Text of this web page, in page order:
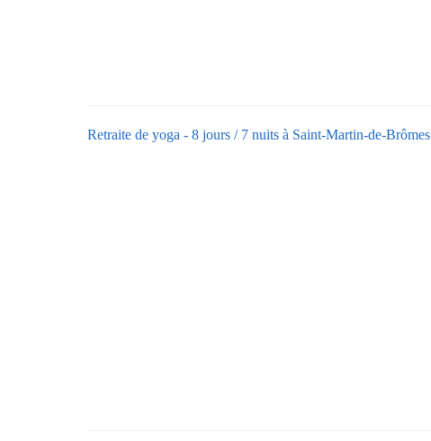
Retraite de yoga - 8 jours / 7 nuits à Saint-Martin-de-Brômes